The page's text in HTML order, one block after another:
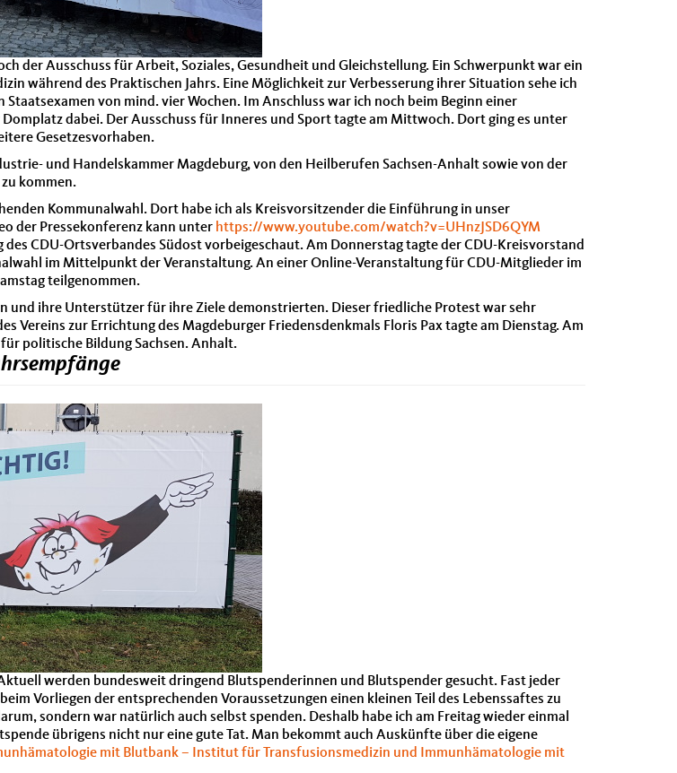
der Ausschuss für Arbeit, Soziales, Gesundheit und Gleichstellung. Ein Schwerpunkt war ein
während des Praktischen Jahrs. Eine Möglichkeit zur Verbesserung ihrer Situation sehe ich
von mind. vier Wochen. Im Anschluss war ich noch beim Beginn einer
dabei. Der Ausschuss für Inneres und Sport tagte am Mittwoch. Dort ging es unter
Gesetzesvorhaben.
und Handelskammer Magdeburg, von den Heilberufen Sachsen-Anhalt sowie von der
kommen.
Kommunalwahl. Dort habe ich als Kreisvorsitzender die Einführung in unser
der Pressekonferenz kann unter https://www.youtube.com/watch?v=UHnzJSD6QYM
CDU-Ortsverbandes Südost vorbeigeschaut. Am Donnerstag tagte der CDU-Kreisvorstand
im Mittelpunkt der Veranstaltung. An einer Online-Veranstaltung für CDU-Mitglieder im
teilgenommen.
und ihre Unterstützer für ihre Ziele demonstrierten. Dieser friedliche Protest war sehr
zur Errichtung des Magdeburger Friedensdenkmals Floris Pax tagte am Dienstag. Am
politische Bildung Sachsen. Anhalt.
werden bundesweit dringend Blutspenderinnen und Blutspender gesucht. Fast jeder
Vorliegen der entsprechenden Voraussetzungen einen kleinen Teil des Lebenssaftes zu
sondern war natürlich auch selbst spenden. Deshalb habe ich am Freitag wieder einmal
übrigens nicht nur eine gute Tat. Man bekommt auch Auskünfte über die eigene
mit Blutbank – Institut für Transfusionsmedizin und Immunhämatologie mit